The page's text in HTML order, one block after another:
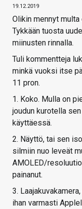
19.12.2019
Olikin mennyt
Tykkään tuosta
miinusten rinnalla.
Tuli kommentteja
minkä vuoksi itse
11 pron.
1. Koko. Mulla on
joudun kurotella
käyttäessä.
2. Näyttö, tai sen
silmiin nuo leveät
AMOLED/
painanut.
3.
ihan varmasti